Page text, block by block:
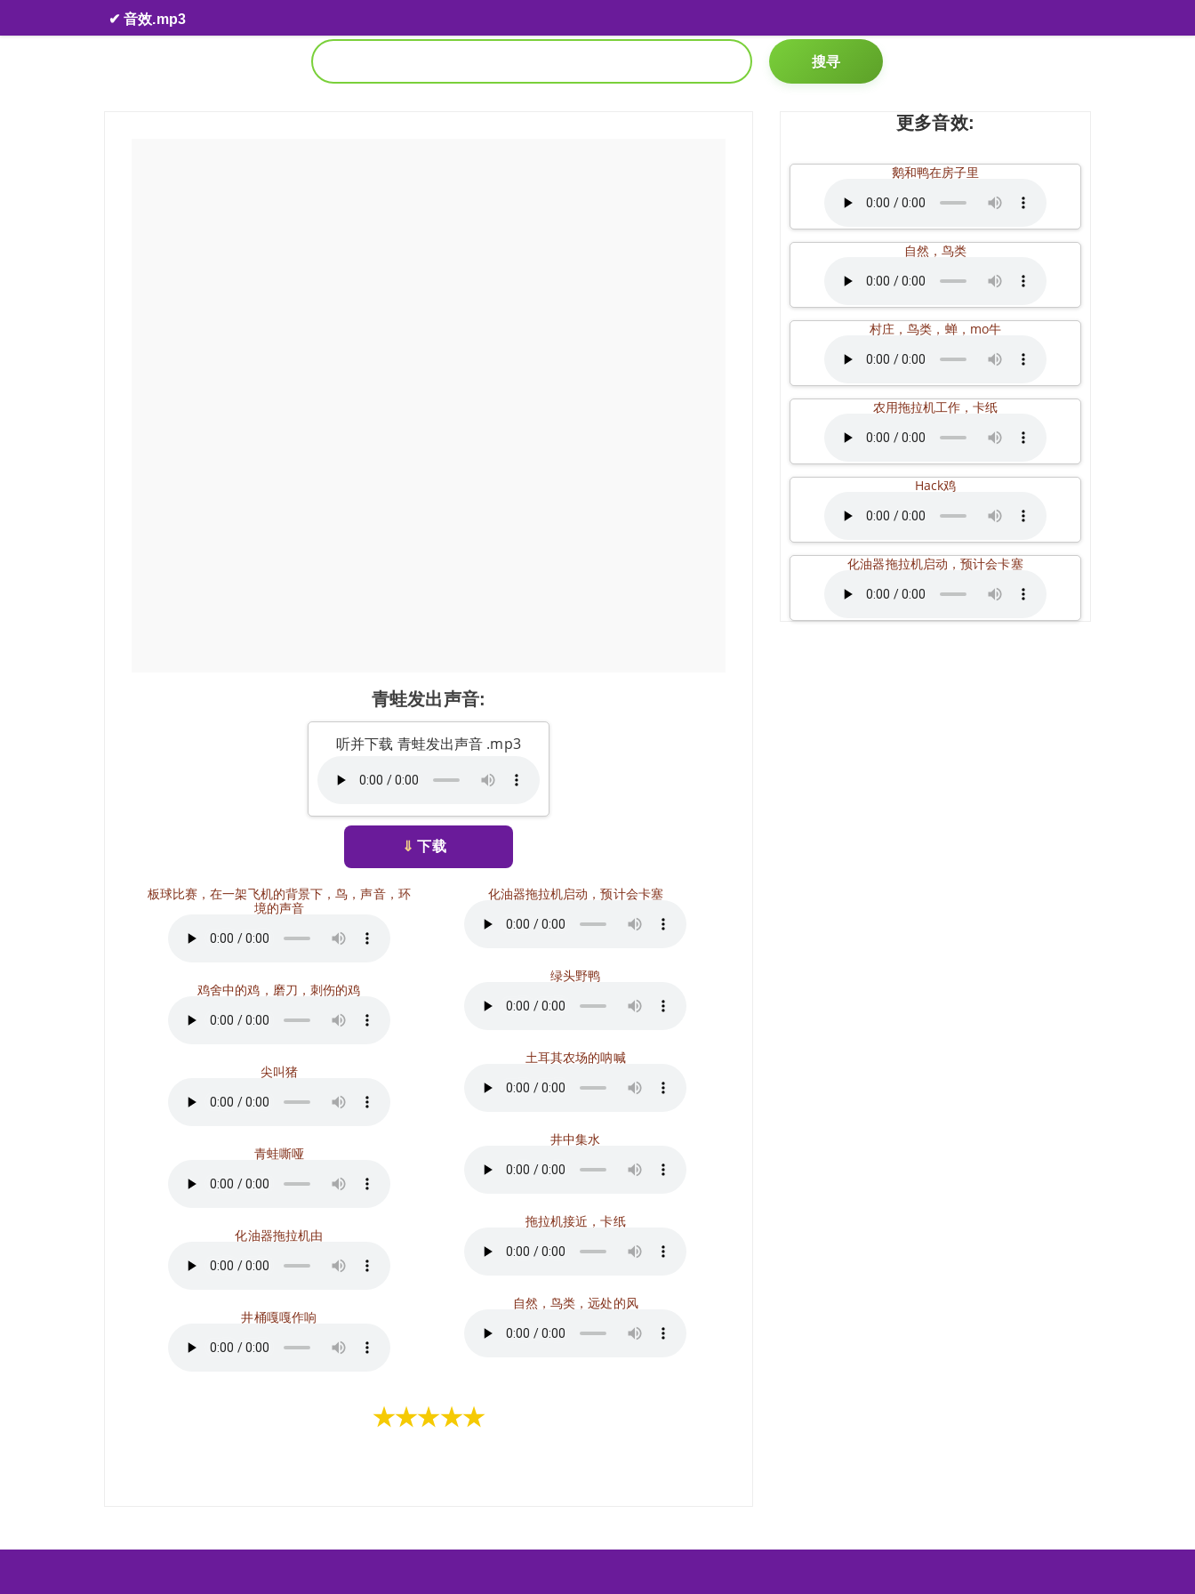
✔ 音效.mp3
搜寻
青蛙发出声音:
听并下载 青蛙发出声音 .mp3
⇓ 下载
板球比赛，在一架飞机的背景下，鸟，声音，环
境的声音
鸡舍中的鸡，磨刀，刺伤的鸡
尖叫猪
青蛙嘶哑
化油器拖拉机由
井桶嘎嘎作响
化油器拖拉机启动，预计会卡塞
绿头野鸭
土耳其农场的呐喊
井中集水
拖拉机接近，卡纸
自然，鸟类，远处的风
★★★★★
更多音效:
鹅和鸭在房子里
自然，鸟类
村庄，鸟类，蝉，mo牛
农用拖拉机工作，卡纸
Hack鸡
化油器拖拉机启动，预计会卡塞